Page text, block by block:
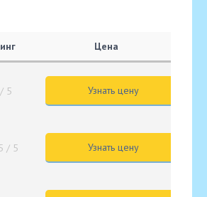
Цена
/ 5 Узнать цену
/ 5 Узнать цену